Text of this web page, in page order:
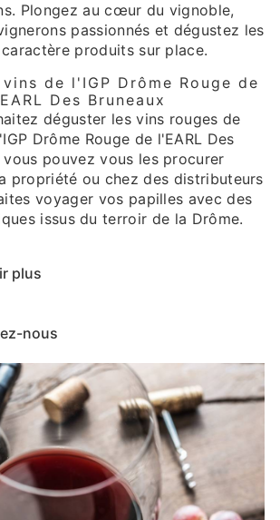
Plongez au cœur du vignoble,
passionnés et dégustez les
produits sur place.
de l'IGP Drôme Rouge de
Des Bruneaux
déguster les vins rouges de
Drôme Rouge de l'EARL Des
vous pouvez vous les procurer
propriété ou chez des distributeurs
voyager vos papilles avec des
issus du terroir de la Drôme.
plus
nous